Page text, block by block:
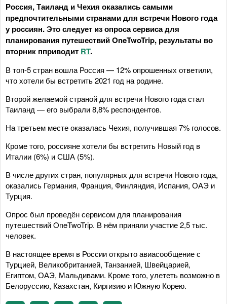
Россия, Таиланд и Чехия оказались самыми
предпочтительными странами для встречи Нового года
у россиян. Это следует из опроса сервиса для
планирования путешествий OneTwoTrip, результаты во
вторник пприводит RT.
В топ-5 стран вошла Россия — 12% опрошенных ответили,
что хотели бы встретить 2021 год на родине.
Второй желаемой страной для встречи Нового года стал
Таиланд — его выбрали 8,8% респондентов.
На третьем месте оказалась Чехия, получившая 7% голосов.
Кроме того, россияне хотели бы встретить Новый год в
Италии (6%) и США (5%).
В числе других стран, популярных для встречи Нового года,
оказались Германия, Франция, Финляндия, Испания, ОАЭ и
Турция.
Опрос был проведён сервисом для планирования
путешествий OneTwoTrip. В нём приняли участие 2,5 тыс.
человек.
В настоящее время в России открыто авиасообщение с
Турцией, Великобританией, Танзанией, Швейцарией,
Египтом, ОАЭ, Мальдивами. Кроме того, улететь возможно в
Белоруссию, Казахстан, Киргизию и Южную Корею.